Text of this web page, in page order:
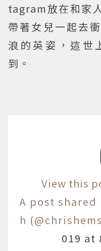
tagram放在和家
帶著女兒一起去
浪的英姿，這世
到。
View this
A post
h
019 at